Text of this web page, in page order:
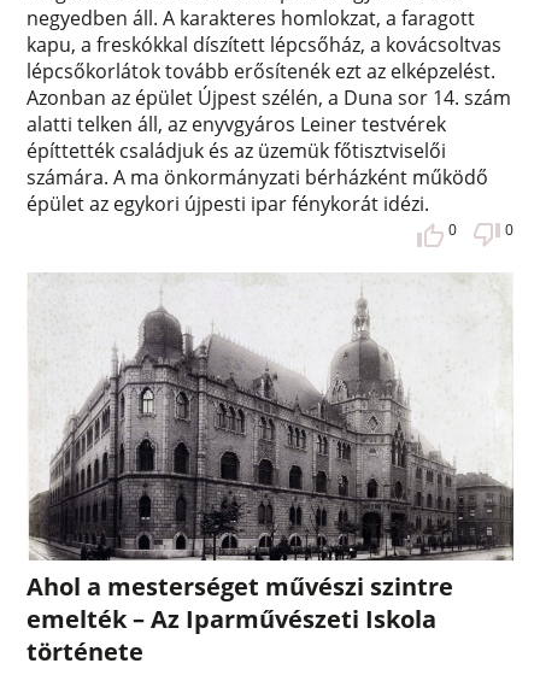
negyedben áll. A karakteres homlokzat, a faragott
kapu, a freskókkal díszített lépcsőház, a kovácsoltvas
lépcsőkorlátok tovább erősítenék ezt az elképzelést.
Azonban az épület Újpest szélén, a Duna sor 14. szám
alatti telken áll, az enyvgyáros Leiner testvérek
építtették családjuk és az üzemük főtisztviselői
számára. A ma önkormányzati bérházként működő
épület az egykori újpesti ipar fénykorát idézi.
0 0
Ahol a mesterséget művészi szintre
emelték – Az Iparművészeti Iskola
története